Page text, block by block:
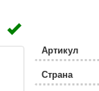
Артикул
Страна